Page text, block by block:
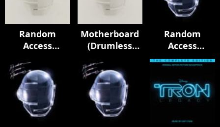
Random
Access
(Drumless
Edition)
Motherboard
(Drumless
Random
Access
Memories
(10th
Anniversary
Edition)